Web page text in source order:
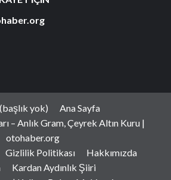
yok)
Ana Sayfa
– Anlık Gram, Çeyrek Altın Kuru |
otohaber.org
Gizlilik Politikası
Hakkımızda
Kardan Aydınlık Şiiri